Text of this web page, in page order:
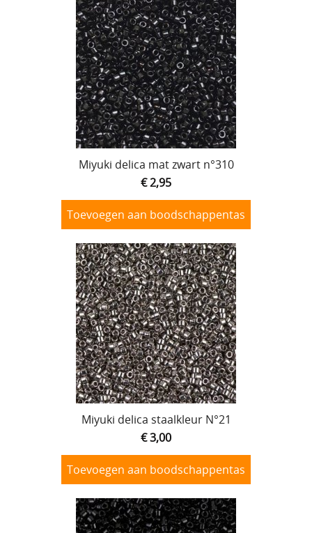
Miyuki delica mat zwart n°310
€ 2,95
Toevoegen aan boodschappentas
Miyuki delica staalkleur N°21
€ 3,00
Toevoegen aan boodschappentas